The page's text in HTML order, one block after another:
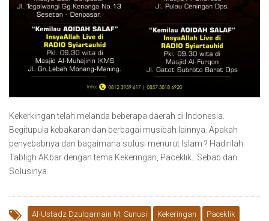
Kekerkingan telah melanda beberapa daerah di Indonesia.
Begitupula kebakaran dan berbagai musibah lainnya. Apakah
penyebabnya dan bagaimana solusi menurut Islam ? Hadirilah
Tabligh AKbar dengan tema Kekeringan, Paceklik.. Sebab dan
Solusinya.
Al-Ustadz Dzulqarnain M. Sunusi Kekeringan Paceklik